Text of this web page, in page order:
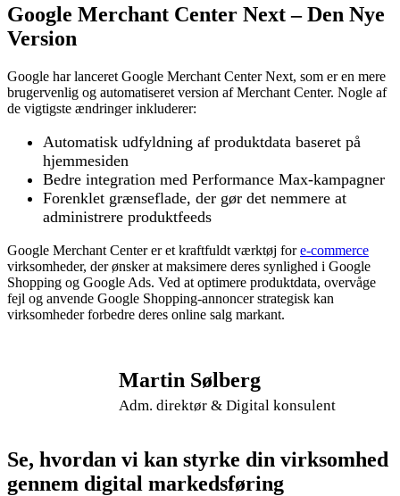
Google Merchant Center Next – Den Nye
Version
Google har lanceret Google Merchant Center Next, som er en mere
brugervenlig og automatiseret version af Merchant Center. Nogle af
de vigtigste ændringer inkluderer:
Automatisk udfyldning af produktdata baseret på
hjemmesiden
Bedre integration med Performance Max-kampagner
Forenklet grænseflade, der gør det nemmere at
administrere produktfeeds
Google Merchant Center er et kraftfuldt værktøj fore-commerce
virksomheder, der ønsker at maksimere deres synlighed i Google
Shopping og Google Ads. Ved at optimere produktdata, overvåge
fejl og anvende Google Shopping-annoncer strategisk kan
virksomheder forbedre deres online salg markant.
Martin Sølberg
Adm. direktør & Digital konsulent
Se, hvordan vi kan styrke din virksomhed
gennem digital markedsføring